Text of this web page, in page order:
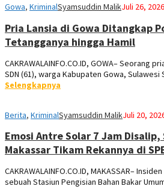
Gowa, KriminalSyamsuddin MalikJuli 26, 2026
Pria Lansia di Gowa Ditangkap
Tetangganya hingga Hamil
CAKRAWALAINFO.CO.ID, GOWA– Seorang
SDN (61), warga Kabupaten Gowa, Sulawesi
Selengkapnya
Berita, KriminalSyamsuddin MalikJuli 20,
Emosi Antre Solar 7 Jam
Makassar Tikam Rekannya di
CAKRAWALAINFO.CO.ID, MAKASSAR–
sebuah Stasiun Pengisian Bahan Bakar